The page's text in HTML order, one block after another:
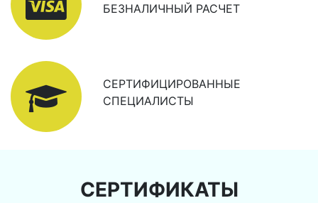
БЕЗНАЛИЧНЫЙ РАСЧЕТ
СЕРТИФИЦИРОВАННЫЕ
СПЕЦИАЛИСТЫ
СЕРТИФИКАТЫ